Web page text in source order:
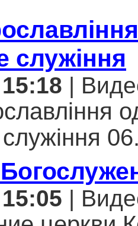
служіння
|
|